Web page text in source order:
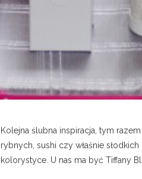
Kolejna ślubna inspiracja, tym
rybnych, sushi czy właśnie
kolorystyce. U nas ma być Tiffany